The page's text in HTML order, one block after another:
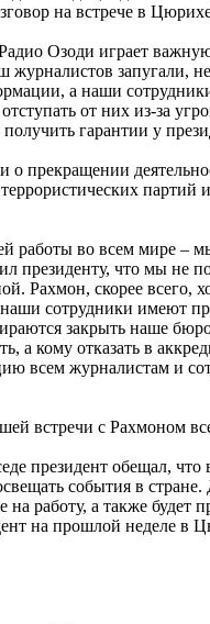
на встрече в
Озоди играет
запугали,
а наши
от них из-за
гарантии у
о прекращении
партий
во всем мире –
президенту, что мы не
Рахмон, скорее всего,
сотрудники имеют
закрыть наше
а кому отказать в
всем журналистам и
встречи с Рахмоном
президент обещал,
события в
работу, а также
на прошлой неделе в